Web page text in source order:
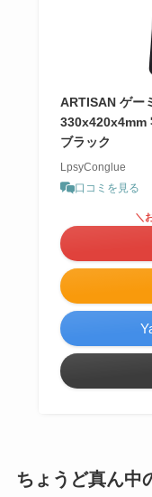
ARTISAN ゲー
330x420x4mm
ブラック
LpsyConglue
口コミを見る
＼
ちょうど真ん中